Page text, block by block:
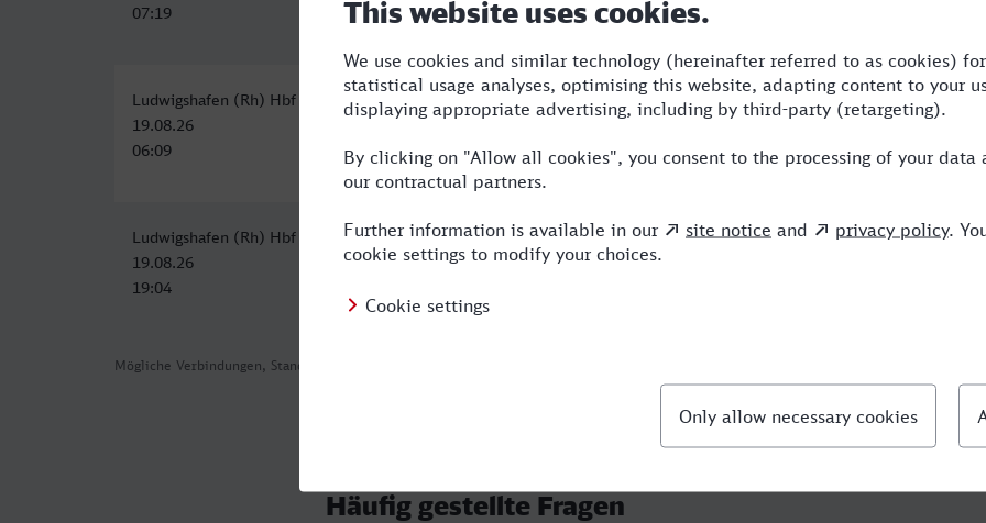
Mögliche Verbindungen, Stand: 2026-08-05 02:35
07:19
12:21
Ludwigshafen (Rh) Hbf
19.08.26
06:09
Hof Hbf
19.08.26
12:21
6:12 3 RE,ICE
Ludwigshafen (Rh) Hbf
19.08.26
19:04
Hof Hbf
20.08.26
11:50 4 BUS,RE,AG,ICE
Häufig gestellte Fragen